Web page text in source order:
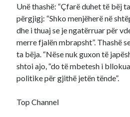
Unë thashë: “Çfarë duhet të bëj
përgjigj: “Shko menjëherë në
dhe i thuaj se je ngatërruar për
merre fjalën mbrapsht”. Thashë
ta bëja. “Nëse nuk guxon të
shtoi ajo, “do të mbetesh i
politike për gjithë jetën tënde”.
Top Channel